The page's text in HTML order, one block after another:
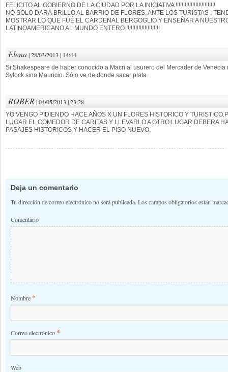
FELICITO AL GOBIERNO DE LA CIUDAD POR LA INICIATIVA !!!!!!!!!!!!!!!!!!!!!!!!!!
NO SOLO DARÁ BRILLO AL BARRIO DE FLORES, ANTE LOS TURISTAS ,
MOSTRAR LO QUE FUÉ EL CARDENAL BERGOGLIO Y ENSEÑAR A
LATINOAMERICANO AL MUNDO ENTERO !!!!!!!!!!!!!!!!!!!!!!
Elena| 28/03/2013 | 14:44
Si Shakespeare de haber conocido a Macri al usurero del Mercader de
Sylock sino Mauricio. Sólo ve de donde sacar plata.
ROBER| 04/05/2013 | 23:28
YO VENGO PIDIENDO HACE AÑOS X UN FLORES HISTORICO Y
LUGAR EL COMEDOR DE CARITAS Y LLEVARLO A OTRO LUGAR.DEBERA
PASAJES HISTORICOS Y HACER EL PISO NUEVO.
Deja un comentario
Tu dirección de correo electrónico no será publicada. Los campos obligatorios están
Comentario
Nombre *
Correo electrónico *
Web